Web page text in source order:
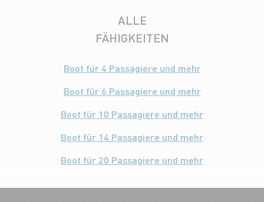
ALLE
FÄHIGKEITEN
Boot für 4 Passagiere und mehr
Boot für 6 Passagiere und mehr
Boot für 10 Passagiere und mehr
Boot für 14 Passagiere und mehr
Boot für 20 Passagiere und mehr